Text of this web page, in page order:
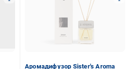
Аромадифузор Sister's Aroma